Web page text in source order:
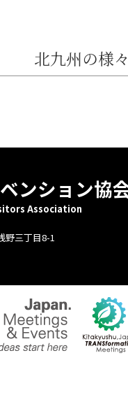
北九州の様
ンション協
Association
野三丁目8-1